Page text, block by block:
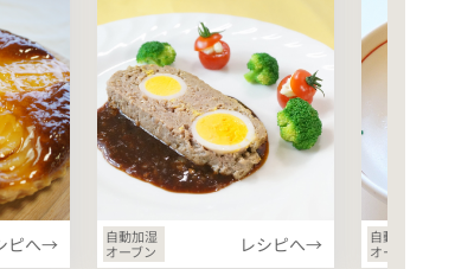
ピへ→
自動加湿
オーブン
レシピへ→
自動加湿
オーブン